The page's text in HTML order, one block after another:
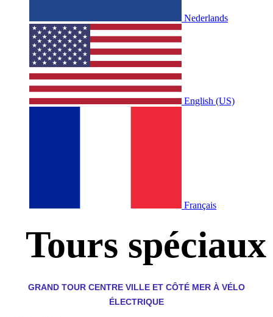
Nederlands
English (US)
Français
Tours spéciaux
GRAND TOUR CENTRE VILLE ET CÔTÉ MER À VÉLO
ÉLECTRIQUE